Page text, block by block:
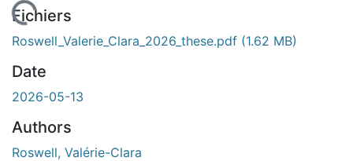
Fichiers
Roswell_Valerie_Clara_2026_these.pdf (1.62 MB)
Date
2026-05-13
Authors
Roswell, Valérie-Clara